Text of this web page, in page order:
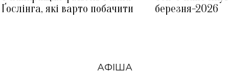
Ґослінга, які варто побачити
березня-2026
АФІША